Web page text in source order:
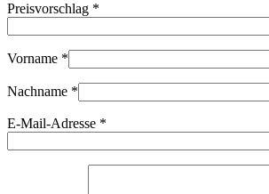
Objektive
Menge
Preisvorschlag *
Vorname *
Nachname *
E-Mail-Adresse *